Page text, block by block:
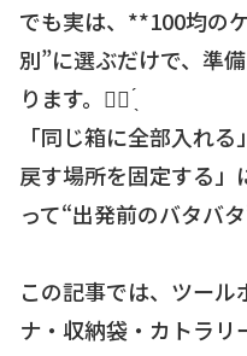
でも実は、**100均の
別”に選ぶだけで、準
ります。☝🏻 ̖́
「同じ箱に全部入れ
戻す場所を固定する」
って“出発前のバタバ
この記事では、ツー
ナ・収納袋・カトラリ